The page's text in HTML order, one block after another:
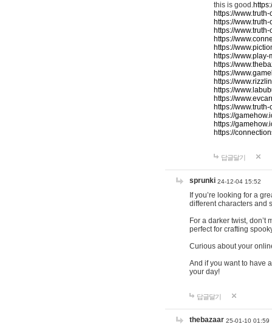
this is good.
https://
https://
https://
https://
https://
https://
https://
https://
https://
https://
https://
https://
https://
https://
https://
답글달기
sprunki 24-12-04 15:52
If you’re looking for a
different characters and
For a darker twist, don’t
perfect for crafting
Curious about your
And if you want to have
your day!
답글달기
thebazaar 25-01-10 01:59